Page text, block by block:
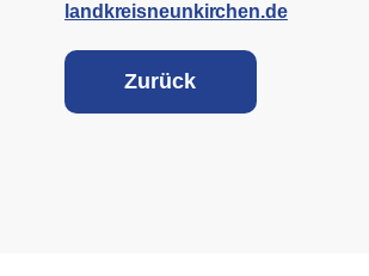
landkreisneunkirchen.de
Zurück